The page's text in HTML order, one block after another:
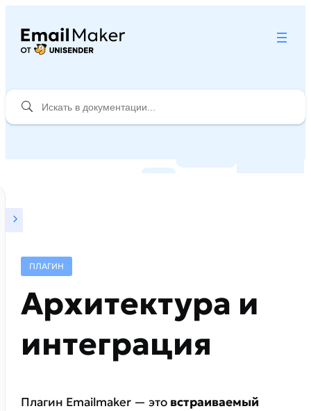
ПЛАГИН
Архитектура и
интеграция
Плагин Emailmaker — это встраиваемый